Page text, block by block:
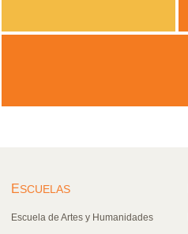
ESCUELAS
Escuela de Artes y Humanidades